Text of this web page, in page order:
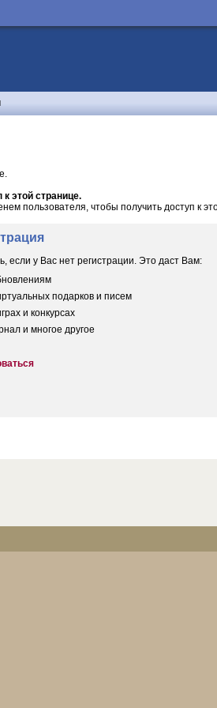
этой странице.
пользователя, чтобы получить доступ к
если у Вас нет регистрации. Это даст Вам:
подарков и писем
и конкурсах
и многое другое